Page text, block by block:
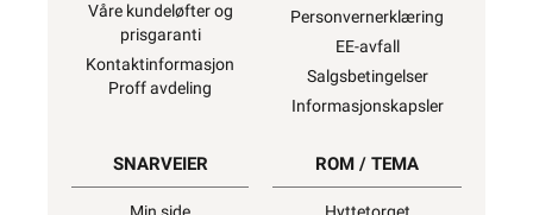
Våre kundeløfter og
prisgaranti
Kontaktinformasjon
Proff avdeling
Personvernerklæring
EE-avfall
Salgsbetingelser
Informasjonskapsler
SNARVEIER ROM / TEMA